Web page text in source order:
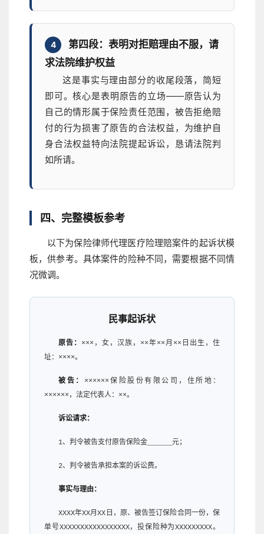
4
第四段：表明对拒赔理由不服，请
求法院维护权益
这是事实与理由部分的收尾段落，简短
即可。核心是表明原告的立场——原告认为
自己的情形属于保险责任范围，被告拒绝赔
付的行为损害了原告的合法权益，为维护自
身合法权益特向法院提起诉讼，恳请法院判
如所请。
四、完整模板参考
以下为保险律师代理医疗险理赔案件的起诉状模
板，供参考。具体案件的险种不同，需要根据不同情
况微调。
民事起诉状
原告： ×××，女，汉族，××年××月××日出生，住
址：××××。
被告：
××××××保险股份有限公司，住所地：
××××××，法定代表人：××。
诉讼请求：
1、判令被告支付原告保险金______元；
2、判令被告承担本案的诉讼费。
事实与理由：
XXXX年XX月XX日，原、被告签订保险合同一份，保
单号XXXXXXXXXXXXXXXXX，投保险种为XXXXXXXXX。